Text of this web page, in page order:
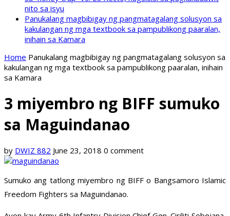
nito sa isyu
Panukalang magbibigay ng pangmatagalang solusyon sa
kakulangan ng mga textbook sa pampublikong paaralan,
inihain sa Kamara
Home Panukalang magbibigay ng pangmatagalang solusyon sa
kakulangan ng mga textbook sa pampublikong paaralan, inihain
sa Kamara
3 miyembro ng BIFF sumuko
sa Maguindanao
by DWIZ 882 June 23, 2018 0 comment
Sumuko ang tatlong miyembro ng BIFF o Bangsamoro Islamic
Freedom Fighters sa Maguindanao.